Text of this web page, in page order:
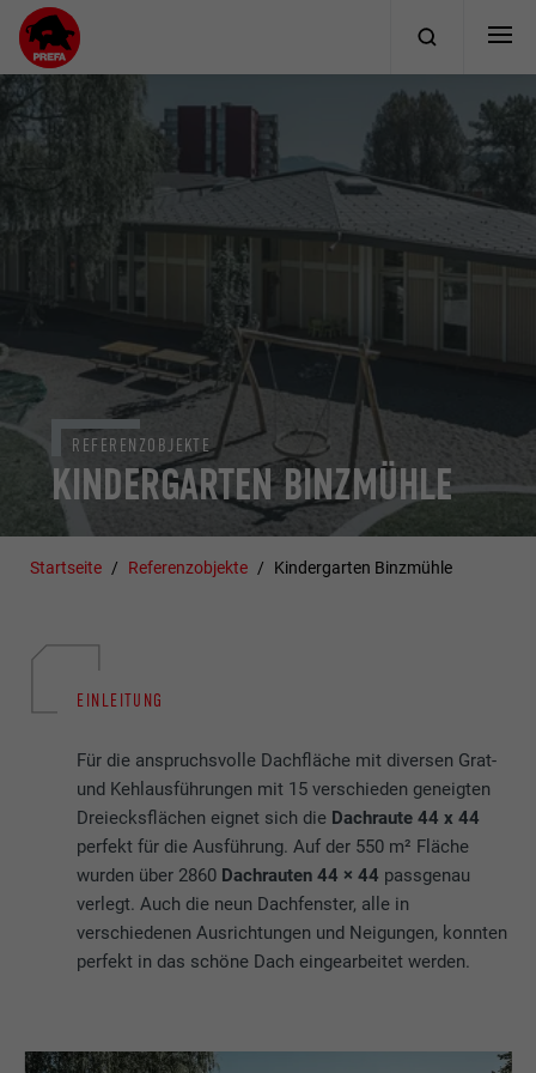
KINDERGARTEN BINZMÜHLE
REFERENZOBJEKTE
Startseite Referenzobjekte Kindergarten Binzmühle
EINLEITUNG
Für die anspruchsvolle Dachfläche mit diversen Grat-
und Kehlausführungen mit 15 verschieden geneigten
Dreiecksflächen eignet sich die Dachraute 44 x 44
perfekt für die Ausführung. Auf der 550 m² Fläche
wurden über 2860 Dachrauten 44 × 44 passgenau
verlegt. Auch die neun Dachfenster, alle in
verschiedenen Ausrichtungen und Neigungen, konnten
perfekt in das schöne Dach eingearbeitet werden.